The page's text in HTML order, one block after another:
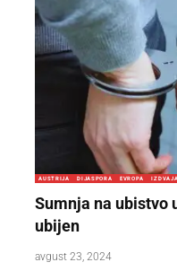
AUSTRIJA DIJASPORA EVROPA
Sumnja na ubistvo
ubijen
avgust 23, 2024